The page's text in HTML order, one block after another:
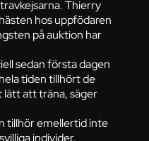
Thierry
hos uppfödaren
på auktion har
sedan första dagen
tiden tillhört de
lätt att träna, säger
tillhör emellertid inte
individer.